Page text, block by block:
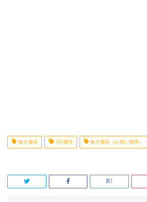
株主優待 3月優待 株主優待（お買い物券）